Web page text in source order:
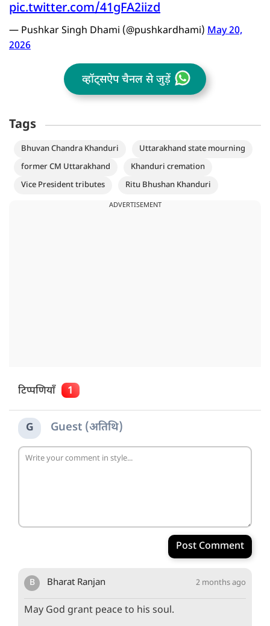
pic.twitter.com/41gFA2iizd
— Pushkar Singh Dhami (@pushkardhami) May 20,
2026
व्हॉट्सऐप चैनल से जुड़ें
Tags
Bhuvan Chandra Khanduri
Uttarakhand state mourning
former CM Uttarakhand
Khanduri cremation
Vice President tributes
Ritu Bhushan Khanduri
ADVERTISEMENT
टिप्पणियाँ 1
G Guest (अतिथि)
Post Comment
B Bharat Ranjan 2 months ago
May God grant peace to his soul.